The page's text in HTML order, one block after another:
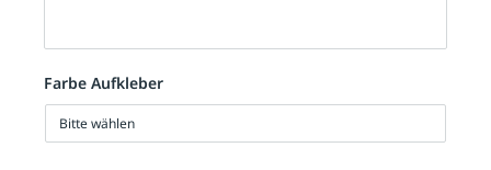
Farbe Aufkleber
Bitte wählen